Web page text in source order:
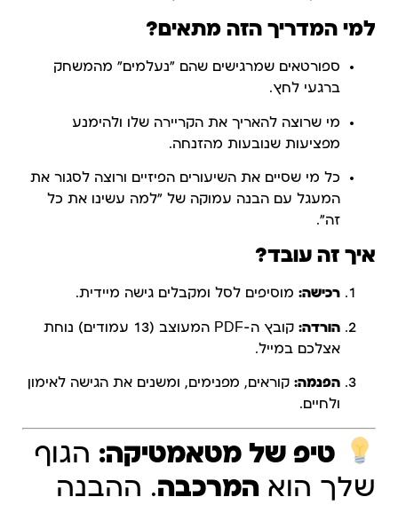
למי המדריך הזה מתאים?
ספורטאים שמרגישים שהם "נעלמים" מהמשחק
ברגעי לחץ.
מי שרוצה להאריך את הקריירה שלו ולהימנע
מפציעות שנובעות מהזנחה.
כל מי שסיים את השיעורים הפיזיים ורוצה לסגור את
המעגל עם הבנה עמוקה של "למה עשינו את כל
זה".
איך זה עובד?
רכישה: מוסיפים לסל ומקבלים גישה מיידית.
הורדה:
קובץ ה-PDF המעוצב (13 עמודים) נוחת
אצלכם במייל.
הפנמה: קוראים, מפנימים, ומשנים את הגישה לאימון
ולחיים.
טיפ של מטאמטיקה: הגוף
שלך הוא המרכבה. ההבנה